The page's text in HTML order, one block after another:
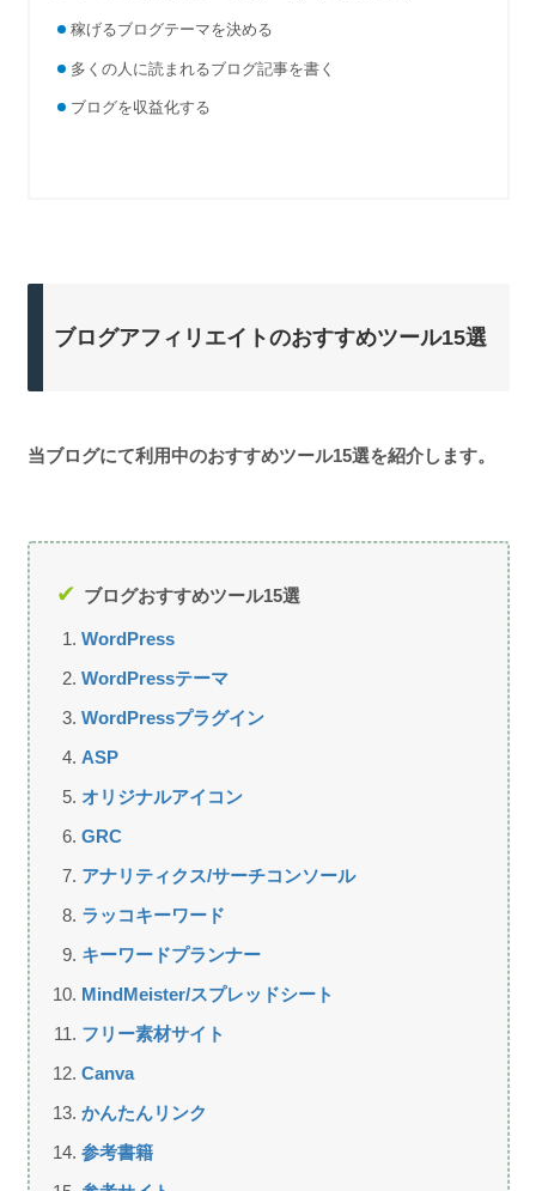
稼げるブログテーマを決める
多くの人に読まれるブログ記事を書く
ブログを収益化する
ブログアフィリエイトのおすすめツール15選
当ブログにて利用中のおすすめツール15選を紹介します。
ブログおすすめツール15選
WordPress
WordPressテーマ
WordPressプラグイン
ASP
オリジナルアイコン
GRC
アナリティクス/サーチコンソール
ラッコキーワード
キーワードプランナー
MindMeister/スプレッドシート
フリー素材サイト
Canva
かんたんリンク
参考書籍